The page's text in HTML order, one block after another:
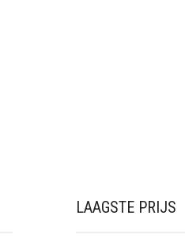
LAAGSTE PRIJS